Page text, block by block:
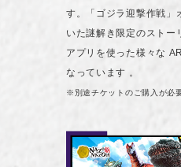
す。「ゴジラ迎撃作戦」
いた謎解き限定のストー
アプリを使った様々な
なっています 。
※別途チケットのご購入が必